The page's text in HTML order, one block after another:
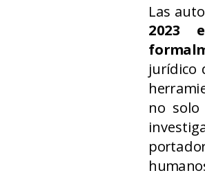
Las
2023
jurídico
no